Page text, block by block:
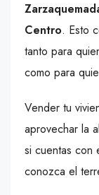
Centro. Esto
tanto para
como para
Vender tu
aprovechar la
si cuentas con
conozca el